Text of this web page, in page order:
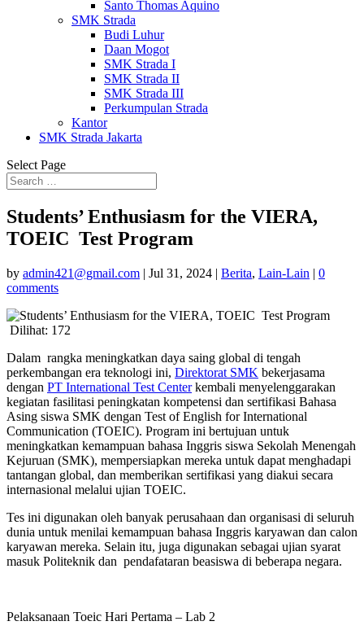
Santo Thomas Aquino
SMK Strada
Budi Luhur
Daan Mogot
SMK Strada I
SMK Strada II
SMK Strada III
Perkumpulan Strada
Kantor
SMK Strada Jakarta
Select Page
Students’ Enthusiasm for the VIERA,
TOEIC Test Program
by admin421@gmail.com | Jul 31, 2024 | Berita, Lain-Lain | 0
comments
Dilihat: 172
Dalam rangka meningkatkan daya saing global di tengah
perkembangan era teknologi ini, Direktorat SMK bekerjasama
dengan PT International Test Centerkembali menyelenggarakan
kegiatan fasilitasi peningkatan kompetensi dan sertifikasi Bahasa
Asing siswa SMK dengan Test of English for International
Communication (TOEIC). Program ini bertujuan untuk
meningkatkan kemampuan bahasa Inggris siswa Sekolah Menengah
Kejuruan (SMK), mempersiapkan mereka untuk dapat menghadapi
tantangan global, dan memberikan sertifikasi yang diakui secara
internasional melalui ujian TOEIC.
Tes ini digunakan oleh banyak perusahaan dan organisasi di seluruh
dunia untuk menilai kemampuan bahasa Inggris karyawan dan calon
karyawan mereka. Selain itu, juga digunakan sebagai ujian syarat
masuk Politeknik dan pendafataran beasiswa di beberapa negara.
Pelaksanaan Toeic Hari Pertama – Lab 2